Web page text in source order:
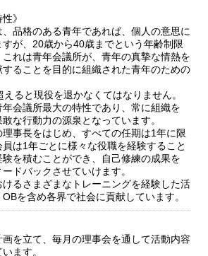
》
品格のある青年であれば、個人の意思に
が、20歳から40歳までという年齢制限
れは青年会議所が、青年の真摯な情熱を
ることを目的に組織された青年のための
ると現役を退かなくてはなりません。
会議所最大の特性であり、常に組織を
な行動力の源泉となっています。
事長をはじめ、すべての任期は1年に限
は1年ごとに様々な役職を経験すること
を積むことができ、自己修練の成果を
ドバックさせていけます。
るさまざまなトレーニングを経験した活
を含め各界で社会に貢献しています。
画を立て、毎月の理事会を通して活動内容
ます。